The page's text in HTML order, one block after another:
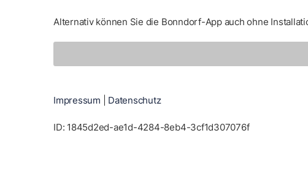
Alternativ können Sie die Bonndorf-App auch ohne
Impressum Datenschutz
ID: 1845d2ed-ae1d-4284-8eb4-3cf1d307076f